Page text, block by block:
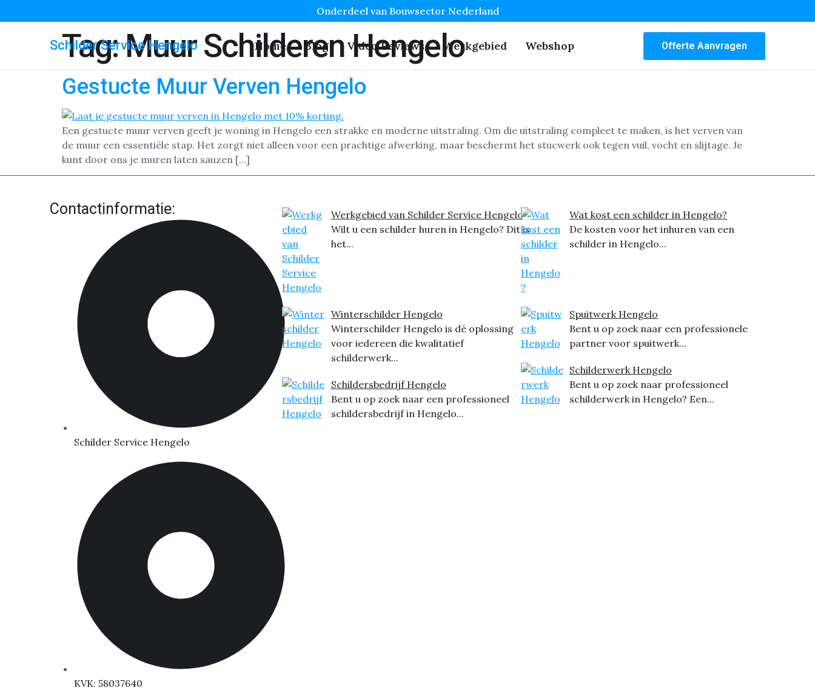
Onderdeel van Bouwsector Nederland
Schilder Service Hengelo Home Blog Video Reviews Werkgebied Webshop Offerte Aanvragen
Tag:Muur Schilderen Hengelo
Gestucte Muur Verven Hengelo
Een gestucte muur verven geeft je woning in Hengelo een strakke en moderne uitstraling. Om die uitstraling compleet te maken, is het verven van
de muur een essentiële stap. Het zorgt niet alleen voor een prachtige afwerking, maar beschermt het stucwerk ook tegen vuil, vocht en slijtage. Je
kunt door ons je muren laten sauzen […]
Contactinformatie:
Schilder Service Hengelo
KVK: 58037640
Werkgebied van Schilder Service Hengelo
Wilt u een schilder huren in Hengelo? Dit is
het...
Winterschilder Hengelo
Winterschilder Hengelo is dé oplossing
voor iedereen die kwalitatief
schilderwerk...
Schildersbedrijf Hengelo
Bent u op zoek naar een professioneel
schildersbedrijf in Hengelo...
Wat kost een schilder in Hengelo?
De kosten voor het inhuren van een
schilder in Hengelo...
Spuitwerk Hengelo
Bent u op zoek naar een professionele
partner voor spuitwerk...
Schilderwerk Hengelo
Bent u op zoek naar professioneel
schilderwerk in Hengelo? Een...